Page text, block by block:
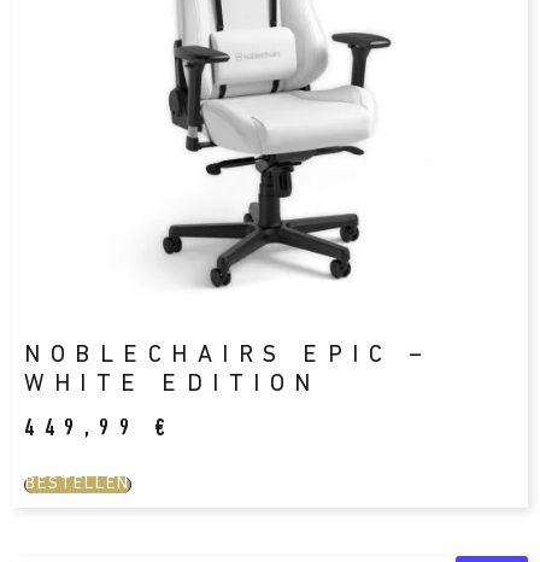
NOBLECHAIRS EPIC –
WHITE EDITION
449,99 €
BESTELLEN